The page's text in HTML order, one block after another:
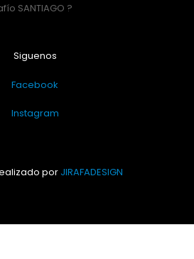
SANTIAGO ?
Siguenos
Facebook
Instagram
por JIRAFADESIGN